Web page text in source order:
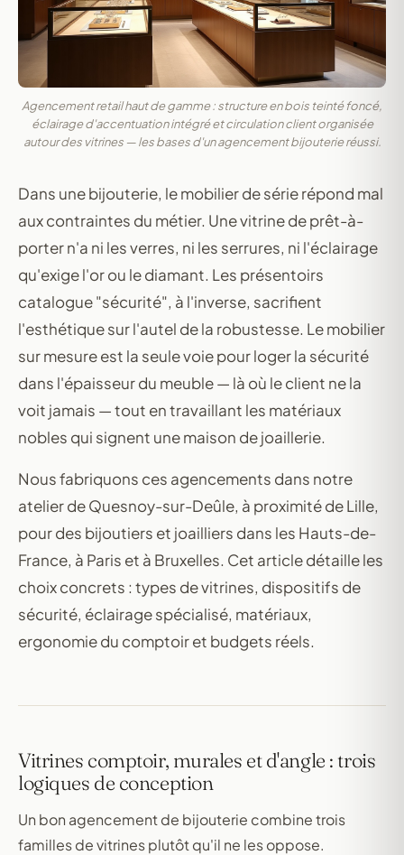
Agencement retail haut de gamme : structure en bois teinté foncé,
éclairage d'accentuation intégré et circulation client organisée
autour des vitrines — les bases d'un agencement bijouterie réussi.
Dans une bijouterie, le mobilier de série répond mal
aux contraintes du métier. Une vitrine de prêt-à-
porter n'a ni les verres, ni les serrures, ni l'éclairage
qu'exige l'or ou le diamant. Les présentoirs
catalogue "sécurité", à l'inverse, sacrifient
l'esthétique sur l'autel de la robustesse. Le mobilier
sur mesure est la seule voie pour loger la sécurité
dans l'épaisseur du meuble — là où le client ne la
voit jamais — tout en travaillant les matériaux
nobles qui signent une maison de joaillerie.
Nous fabriquons ces agencements dans notre
atelier de Quesnoy-sur-Deûle, à proximité de Lille,
pour des bijoutiers et joailliers dans les Hauts-de-
France, à Paris et à Bruxelles. Cet article détaille les
choix concrets : types de vitrines, dispositifs de
sécurité, éclairage spécialisé, matériaux,
ergonomie du comptoir et budgets réels.
Vitrines comptoir, murales et d'angle : trois
logiques de conception
Un bon agencement de bijouterie combine trois
familles de vitrines plutôt qu'il ne les oppose.